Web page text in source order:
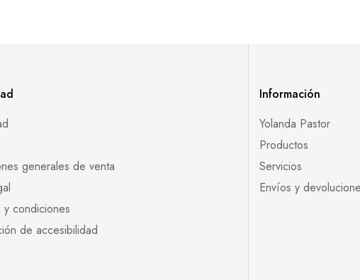
generales de venta
y condiciones
de accesibilidad
Información
Yolanda Pastor
Productos
Servicios
Envíos y